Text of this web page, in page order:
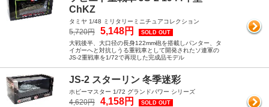
ChKZ
タミヤ 1/48 ミリタリーミニチュアコレクション
5,720円 5,148円 SOLD OUT
大戦後半、大口径の長身122mm砲を搭載しパンター、タ
イガーへと対抗しうる重戦車として開発されたソ連軍の
JS-2重戦車を1/72で再現した完成品モデル
JS-2 スターリン 冬季迷彩
ホビーマスター 1/72 グランドパワー シリーズ
4,620円 4,158円 SOLD OUT